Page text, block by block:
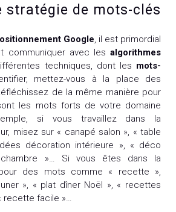
stratégie de mots-clés
Google , il est primordial
communiquer avec les algorithmes
techniques, dont les mots-
mettez-vous à la place des
de la même manière pour
les mots forts de votre domaine
si vous travaillez dans la
misez sur « canapé salon », « table
décoration intérieure », « déco
»… Si vous êtes dans la
des mots comme « recette »,
», « plat dîner Noël », « recettes
recette facile »…